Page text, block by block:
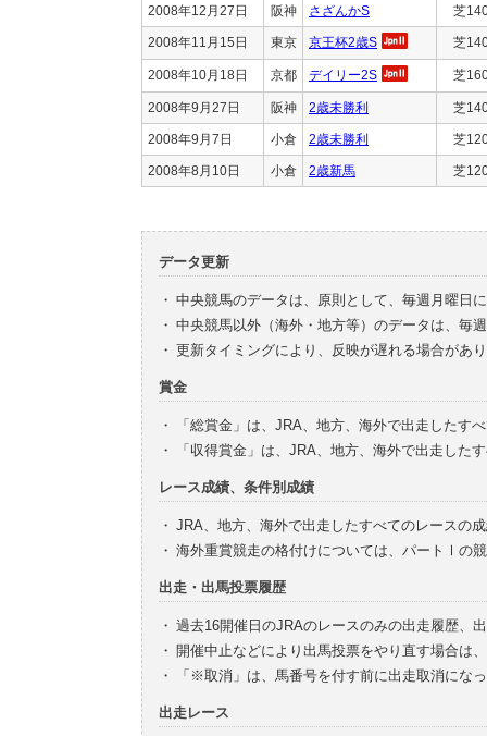
2008年12月27日 阪神 さざんかS 芝
2008年11月15日 東京 京王杯2歳S 芝
2008年10月18日 京都 デイリー2S 芝
2008年9月27日 阪神 2歳未勝利 芝
2008年9月7日 小倉 2歳未勝利 芝
2008年8月10日 小倉 2歳新馬 芝
データ更新
・ 中央競馬のデータは、原則として、毎週月曜日
・ 中央競馬以外（海外・地方等）のデータは、毎
・ 更新タイミングにより、反映が遅れる場合があ
賞金
・
「総賞金」は、JRA、地方、海外で出走したす
・
「収得賞金」は、JRA、地方、海外で出走した
レース成績、条件別成績
・ JRA、地方、海外で出走したすべてのレースの
・ 海外重賞競走の格付けについては、パートⅠの
出走・出馬投票履歴
・ 過去16開催日のJRAのレースのみの出走履歴、
・ 開催中止などにより出馬投票をやり直す場合は
・
「※取消」は、馬番号を付す前に出走取消にな
出走レース